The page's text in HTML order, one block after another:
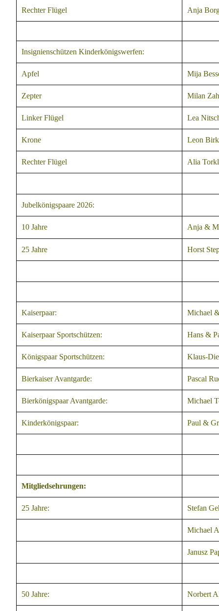
Rechter Flügel Anja
Insignienschützen Kinderkönigswerfen:
Apfel Mija
Zepter Milan
Linker Flügel Lea
Krone Leon
Rechter Flügel Alia
Jubelkönigspaare 2026:
10 Jahre Anja &
25 Jahre Horst
Kaiserpaar: Michael
Kaiserpaar Sportschützen: Hans &
Königspaar Sportschützen: Klaus-
Bierkaiser Avantgarde: Pascal
Bierkönigspaar Avantgarde: Michael
Kinderkönigspaar: Paul &
Mitgliedsehrungen:
25 Jahre: Stefan
Michael
Janusz
50 Jahre: Norbert